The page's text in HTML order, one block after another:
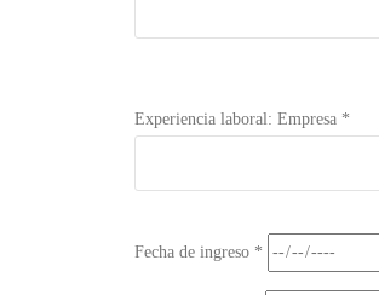
Experiencia laboral: Empresa *
Fecha de ingreso *